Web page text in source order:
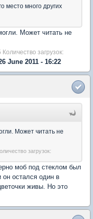
место много других
Может читать не
Количество загрузок:
June 2011 - 16:22
Может читать не
загрузок:
моб под стеклом был
он остался один в
живы. Но это